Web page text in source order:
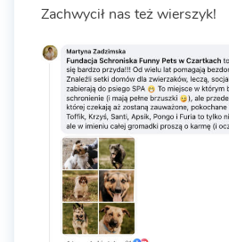
Zachwycił nas też wierszyk!